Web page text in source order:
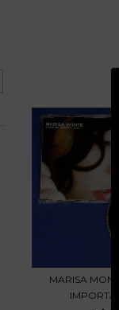
MARISA
IMPORTA